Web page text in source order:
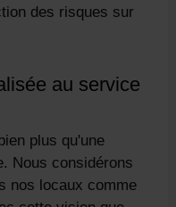
des risques sur
au service
plus qu'une
Nous considérons
nos locaux comme